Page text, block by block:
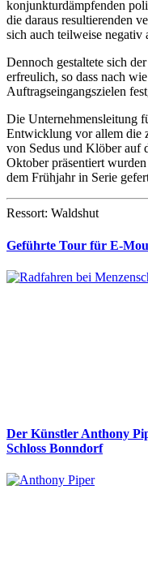
konjunkturdämpfenden
die daraus resultierenden
sich auch teilweise
Dennoch gestaltete sich
erfreulich, so dass nach
Auftragseingangszielen
Die Unternehmensleitung
Entwicklung vor allem die
von Sedus und Klöber auf
Oktober präsentiert
dem Frühjahr in Serie
Ressort: Waldshut
Geführte Tour für E-
Der Künstler Anthony
Schloss Bonndorf